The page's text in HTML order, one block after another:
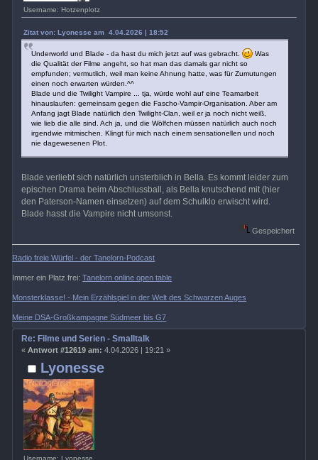
Username: Hotzenplotz
Zitat von: Lyonesse am 4.04.2026 | 18:52
Underworld und Blade - da hast du mich jetzt auf was gebracht.
Was
die Qualität der Filme angeht, so hat man das damals gar nicht so
empfunden; vermutlich, weil man keine Ahnung hatte, was für Zumutungen
einen noch erwarten würden.^^
Blade und die Twilight Vampire ... tja, würde wohl auf eine Teamarbeit
hinauslaufen: gemeinsam gegen die Fascho-Vampir-Organisation. Aber am
Anfang jagt Blade natürlich den Twilight-Clan, weil er ja noch nicht weiß,
wie lieb die alle sind. Ach ja, und die Wölfchen müssen natürlich auch noch
irgendwie mitmischen. Klingt für mich nach einem sensationellen und noch
nie dagewesenen Plot.
Blade verliebt sich natürlich unsterblich in Bella. Es kommt leider zum
epischen Drama beim Abschlussball, als Bella knutschend mit (hier
den Paterson-Namen einsetzen) auf dem Schulklo erwischt wird.
Blade hasst die Vampire nicht umsonst.
Gespeichert
Radio freie Würfel - der Tanelorn-Podcast
Immer ein Platz frei:Tanelorn online open table
Monsterklasse! - Mein Erzählspiel in der Welt des Schwarzen Auges
Meine DSA-Großkampagne Südmeer bis G7
Lyonesse
Username: Lyonesse
Re: Filme und Serien - Smalltalk
« Antwort #12619 am: 4.04.2026 | 19:21 »